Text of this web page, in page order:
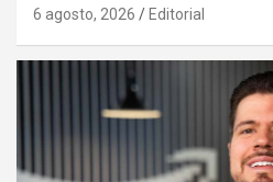
6 agosto, 2026 Editorial